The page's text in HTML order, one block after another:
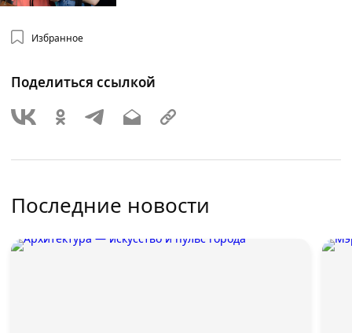
Избранное
Поделиться ссылкой
Последние новости